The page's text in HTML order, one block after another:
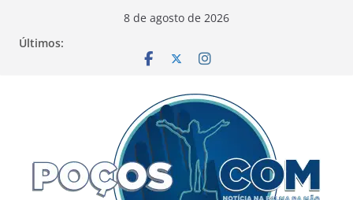
8 de agosto de 2026
Últimos: